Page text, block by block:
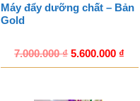
Máy đẩy dưỡng chất – Bản
Gold
7.000.000₫ 5.600.000 ₫